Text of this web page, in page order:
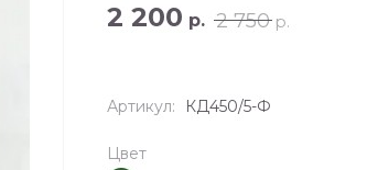
2 750 р.
2 200 р.
Артикул: КД450/5-Ф
Цвет